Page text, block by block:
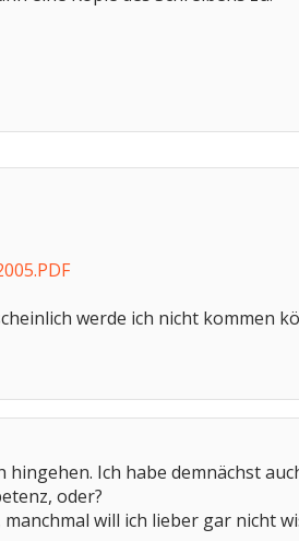
werde ich nicht kommen
Ich habe demnächst
oder?
will ich lieber gar nicht